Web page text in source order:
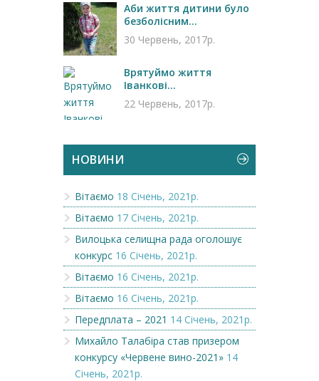
Аби життя дитини було
безболісним...
30 Червень, 2017р.
Врятуймо життя
Іванкові...
22 Червень, 2017р.
НОВИНИ
Вітаємо 18 Січень, 2021р.
Вітаємо 17 Січень, 2021р.
Вилоцька селищна рада оголошує
конкурс 16 Січень, 2021р.
Вітаємо 16 Січень, 2021р.
Вітаємо 16 Січень, 2021р.
Передплата – 2021 14 Січень, 2021р.
Михайло Талабіра став призером
конкурсу «Червене вино-2021» 14
Січень, 2021р.